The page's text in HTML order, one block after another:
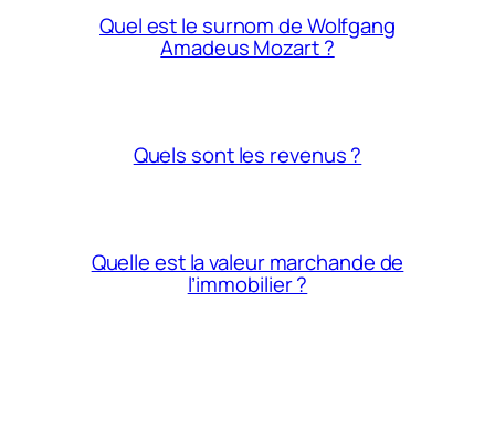
Quel est le surnom de Wolfgang
Amadeus Mozart ?
Quels sont les revenus ?
Quelle est la valeur marchande de
l’immobilier ?